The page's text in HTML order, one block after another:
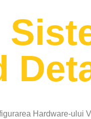
Hardware-ului